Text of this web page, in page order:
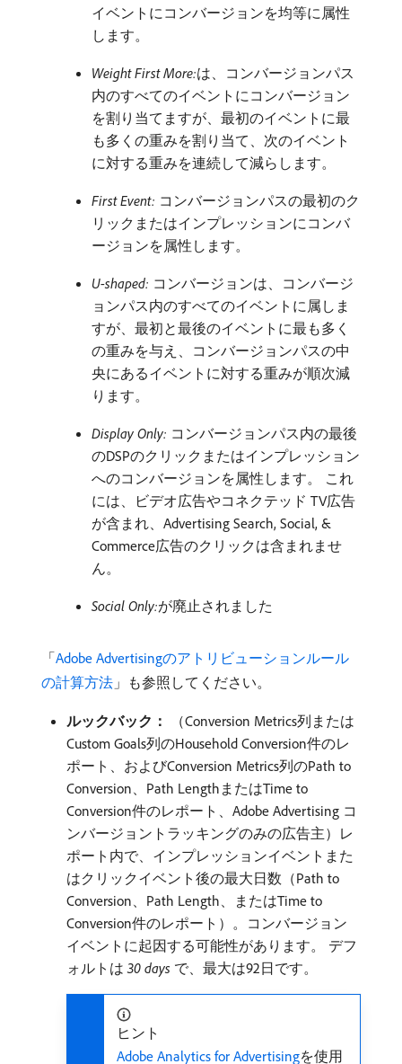
イベントにコンバージョンを均等に属性
します。
Weight First More:​は、コンバージョンパス
内のすべてのイベントにコンバージョン
を割り当てますが、最初のイベントに最
も多くの重みを割り当て、次のイベント
に対する重みを連続して減らします。
First Event: コンバージョンパスの最初のク
リックまたはインプレッションにコンバ
ージョンを属性します。
U-shaped: コンバージョンは、コンバージ
ョンパス内のすべてのイベントに属しま
すが、最初と最後のイベントに最も多く
の重みを与え、コンバージョンパスの中
央にあるイベントに対する重みが順次減
ります。
Display Only: コンバージョンパス内の最後
のDSPのクリックまたはインプレッション
へのコンバージョンを属性します。 これ
には、ビデオ広告やコネクテッド TV広告
が含まれ、Advertising Search, Social, &
Commerce広告のクリックは含まれませ
ん。
Social Only:​が廃止されました
「Adobe Advertisingのアトリビューションルール
の計算方法 」も参照してください。
ルックバック：
（Conversion Metrics列または
Custom Goals列のHousehold Conversion件のレ
ポート、およびConversion Metrics列のPath to
Conversion、Path LengthまたはTime to
Conversion件のレポート、Adobe Advertising コ
ンバージョントラッキングのみの広告主）レ
ポート内で、インプレッションイベントまた
はクリックイベント後の最大日数（Path to
Conversion、Path Length、またはTime to
Conversion件のレポート）。コンバージョン
イベントに起因する可能性があります。 デフ
ォルトは​30 days ​で、最大は92日です。
ヒント
Adobe Analytics for Advertisingを使用